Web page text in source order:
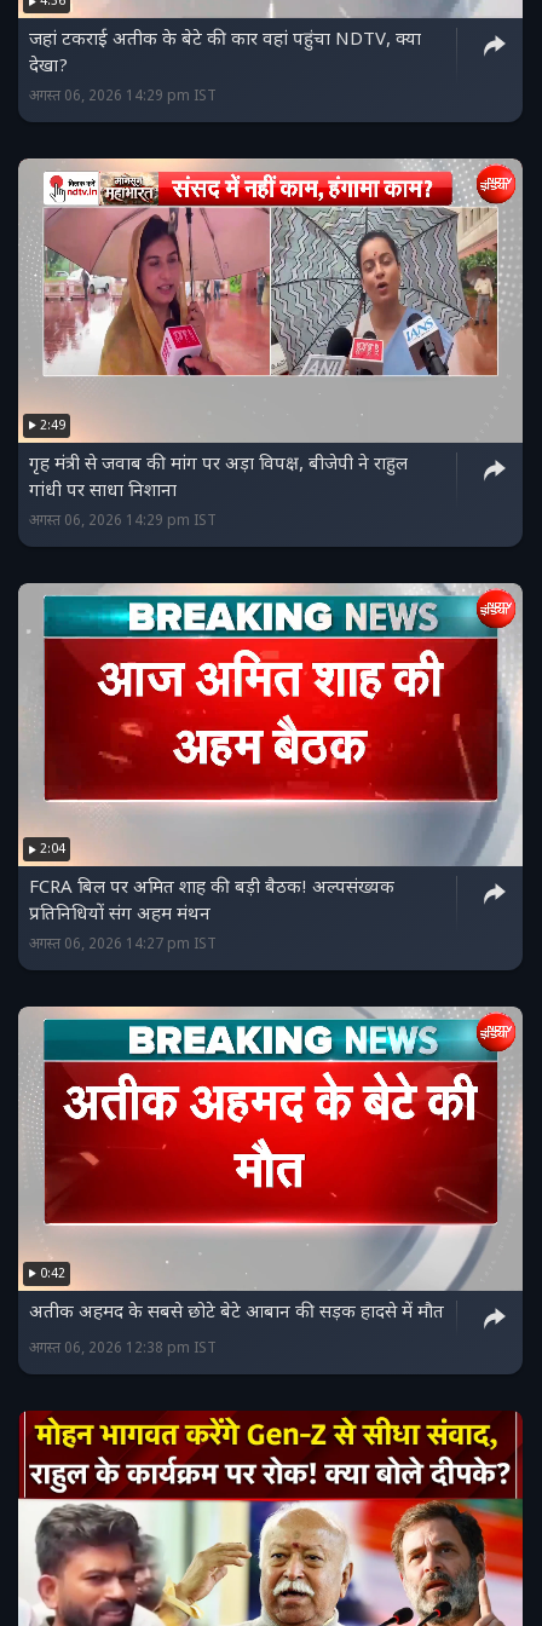
जहां टकराई अतीक के बेटे की कार वहां पहुंचा NDTV, क्या
देखा?
अगस्त 06, 2026 14:29 pm IST
2:49
गृह मंत्री से जवाब की मांग पर अड़ा विपक्ष, बीजेपी ने राहुल
गांधी पर साधा निशाना
अगस्त 06, 2026 14:29 pm IST
2:04
FCRA बिल पर अमित शाह की बड़ी बैठक! अल्पसंख्यक
प्रतिनिधियों संग अहम मंथन
अगस्त 06, 2026 14:27 pm IST
0:42
अतीक अहमद के सबसे छोटे बेटे आबान की सड़क हादसे में मौत
अगस्त 06, 2026 12:38 pm IST